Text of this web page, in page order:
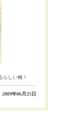
らしい梅！
年06月25日